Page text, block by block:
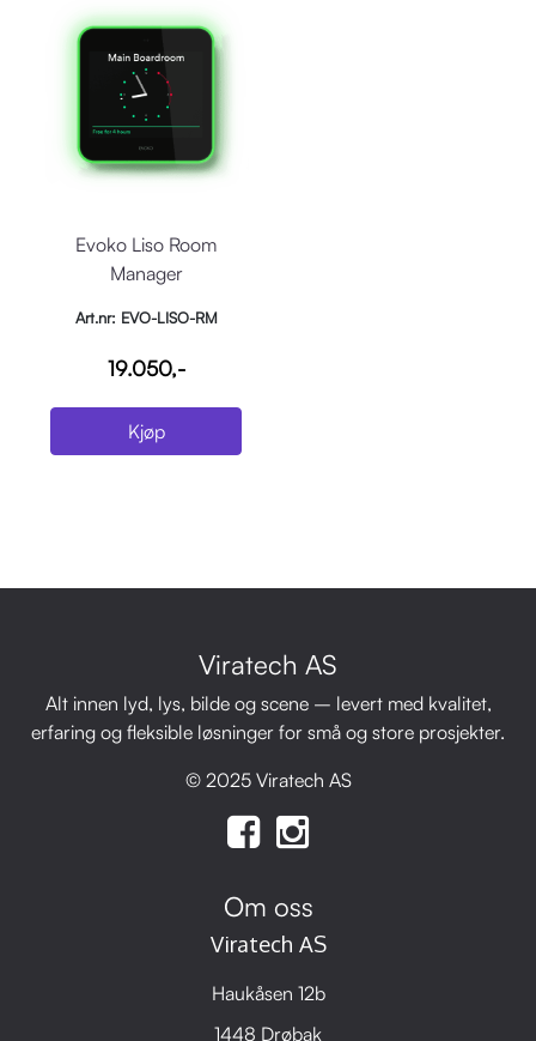
Evoko Liso Room
Manager
Art.nr: EVO-LISO-RM
19.050,-
Kjøp
Viratech AS
Alt innen lyd, lys, bilde og scene – levert med kvalitet,
erfaring og fleksible løsninger for små og store prosjekter.
© 2025 Viratech AS
Om oss
Viratech AS
Haukåsen 12b
1448 Drøbak